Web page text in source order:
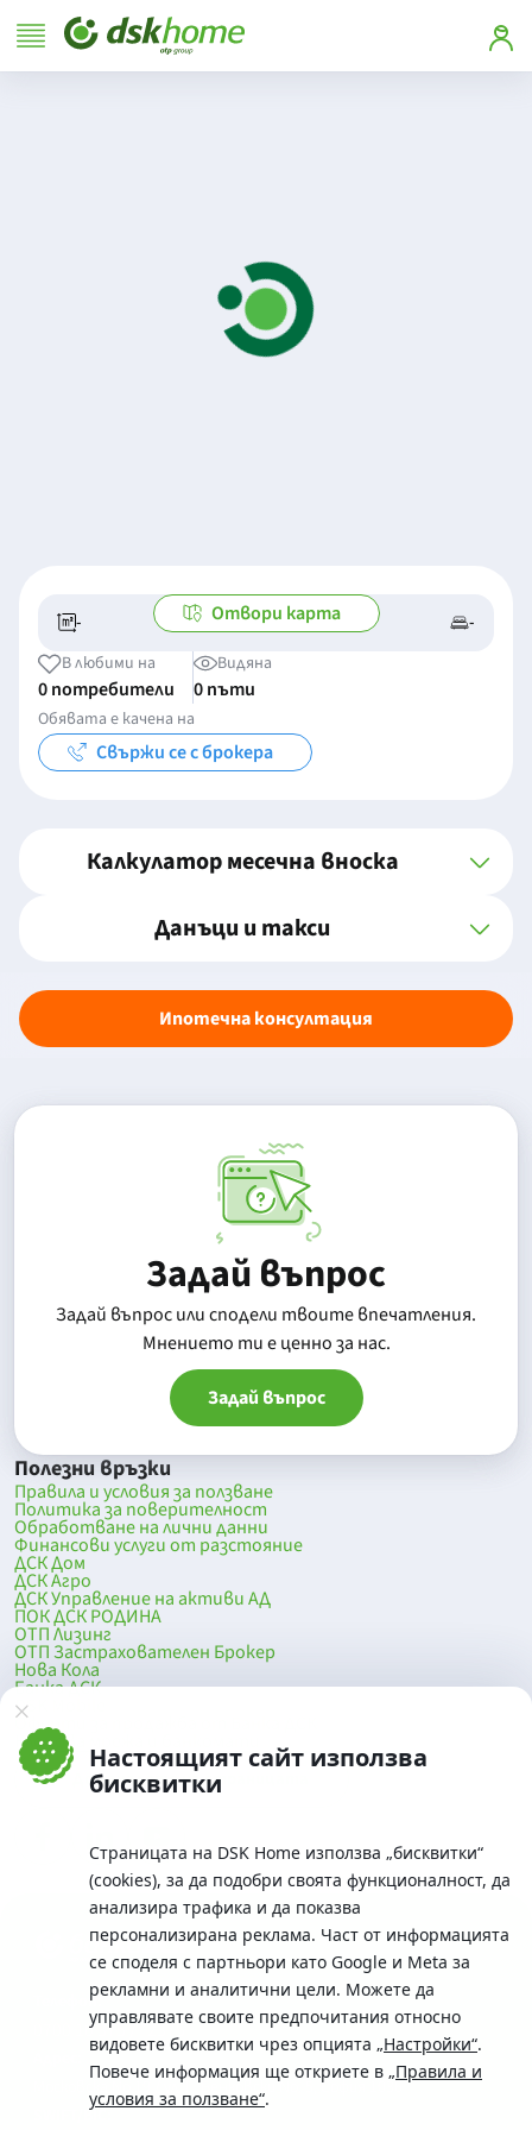
Настоящият сайт използва
бисквитки
Страницата на DSK Home използва „бисквитки“
(cookies), за да подобри своята функционалност, да
анализира трафика и да показва
персонализирана реклама. Част от информацията
се споделя с партньори като Google и Meta за
рекламни и аналитични цели. Можете да
управлявате своите предпочитания относно
видовете бисквитки чрез опцията „Настройки“.
Повече информация ще откриете в „Правила и
условия за ползване“.
- -/- -
Отвори карта
В любими на
0 потребители
Видяна
0 пъти
Обявата е качена на
Свържи се с брокера
Калкулатор месечна вноска
Данъци и такси
Ипотечна консултация
Задай въпрос
Задай въпрос или сподели твоите впечатления.
Mнението ти е ценно за нас.
Задай въпрос
Полезни връзки
Правила и условия за ползване
Политика за поверителност
Обработване на лични данни
Финансови услуги от разстояние
ДСК Дом
ДСК Агро
ДСК Управление на активи АД
ПОК ДСК РОДИНА
ОТП Лизинг
ОТП Застрахователен Брокер
Нова Кола
Банка ДСК
DSK Mobile
Оферти за продажба от Банка ДСК
Клонова мрежа и банкомати
До началото на страницата
Телефон:
0700 10 375 / *2375
Московска No.19 / ул. Г. Бенковски No. 5, София 1036
SWIFT/BIC: